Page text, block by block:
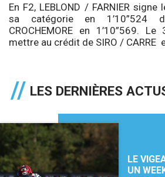
En F2, LEBLOND / FARNIER
sa catégorie en 1’10”524
CROCHEMORE en 1’10”569.
mettre au crédit de SIRO / CARRE
LES DERNIÈRES
LE
UN